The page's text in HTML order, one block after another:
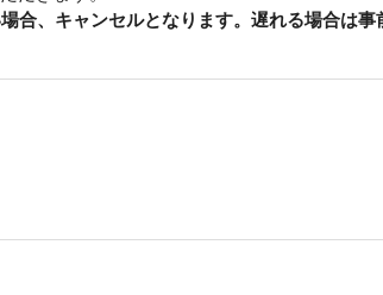
、キャンセルとなります。遅れる場合は事